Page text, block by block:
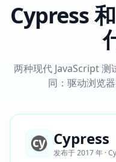
Cypress
两种现代 JavaScript
同：驱动浏览
Cypress
发布于 2017 年 ·